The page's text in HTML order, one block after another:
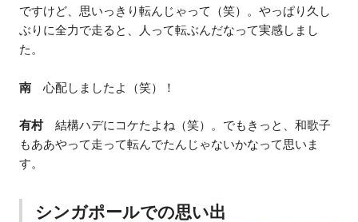
ですけど、思いっきり転んじゃって（笑）。やっぱり久し
ぶりに全力で走ると、人って転ぶんだなって実感しまし
た。
南 心配しましたよ（笑）！
有村結構ハデにコケたよね（笑）。でもきっと、和歌子
もああやって走って転んでたんじゃないかなって思いま
す。
シンガポールでの思い出